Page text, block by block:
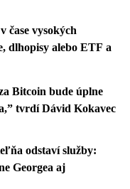
čase vysokých
dlhopisy alebo ETF a
Bitcoin bude úplne
tvrdí Dávid Kokavec
odstaví služby:
Georgea aj